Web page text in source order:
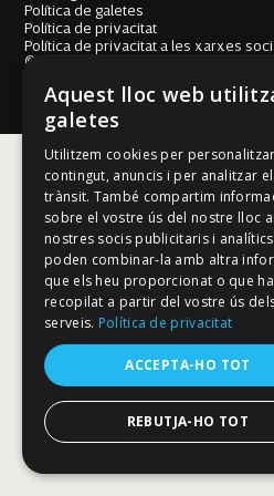
Política de galetes
Política de privacitat
Política de privacitat a les xarxes
© Fundació Mallorca Literària 2026. Tots
Disseny i desenvolupament web
Aquest lloc web
galetes
Utilitzem cookies per personalitzar
contingut, anuncis i per analitzar
trànsit. També compartim
sobre el vostre ús del nostre lloc
nostres socis publicitaris i
poden combinar-la amb altra
que els heu proporcionat o que
recopilat a partir del vostre ús
serveis. Política de privacitat
ACCEPTA-HO TOT
REBUTJA-HO TOT